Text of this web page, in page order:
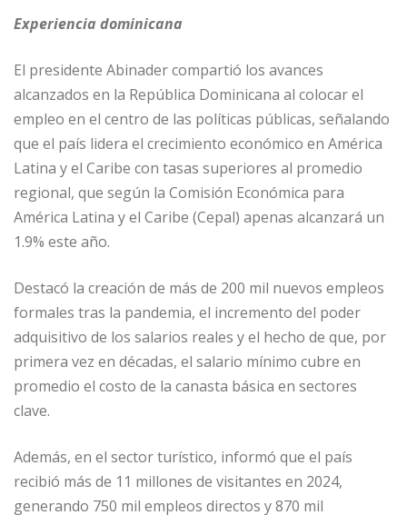
Experiencia dominicana
El presidente Abinader compartió los avances
alcanzados en la República Dominicana al colocar el
empleo en el centro de las políticas públicas, señalando
que el país lidera el crecimiento económico en América
Latina y el Caribe con tasas superiores al promedio
regional, que según la Comisión Económica para
América Latina y el Caribe (Cepal) apenas alcanzará un
1.9% este año.
Destacó la creación de más de 200 mil nuevos empleos
formales tras la pandemia, el incremento del poder
adquisitivo de los salarios reales y el hecho de que, por
primera vez en décadas, el salario mínimo cubre en
promedio el costo de la canasta básica en sectores
clave.
Además, en el sector turístico, informó que el país
recibió más de 11 millones de visitantes en 2024,
generando 750 mil empleos directos y 870 mil